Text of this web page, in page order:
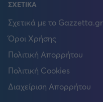
ΣΧΕΤΙΚΑ
Σχετικά με το Gazzetta.gr
Όροι Χρήσης
Πολιτική Απορρήτου
Πολιτική Cookies
Διαχείριση Απορρήτου